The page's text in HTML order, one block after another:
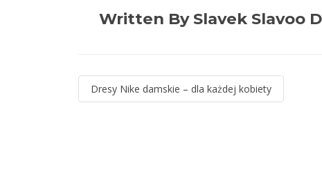
Written By Slavek Slavoo
Nawigacja
Dresy Nike damskie – dla każdej kobiety